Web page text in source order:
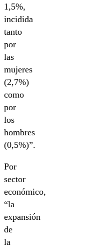
1,5%,
incidida
tanto
por
las
mujeres
(2,7%)
como
por
los
hombres
(0,5%)”.
Por
sector
económico,
“la
expansión
de
la